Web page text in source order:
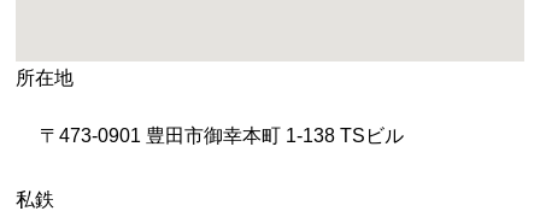
所在地
〒473-0901 豊田市御幸本町 1-138 TSビル
私鉄